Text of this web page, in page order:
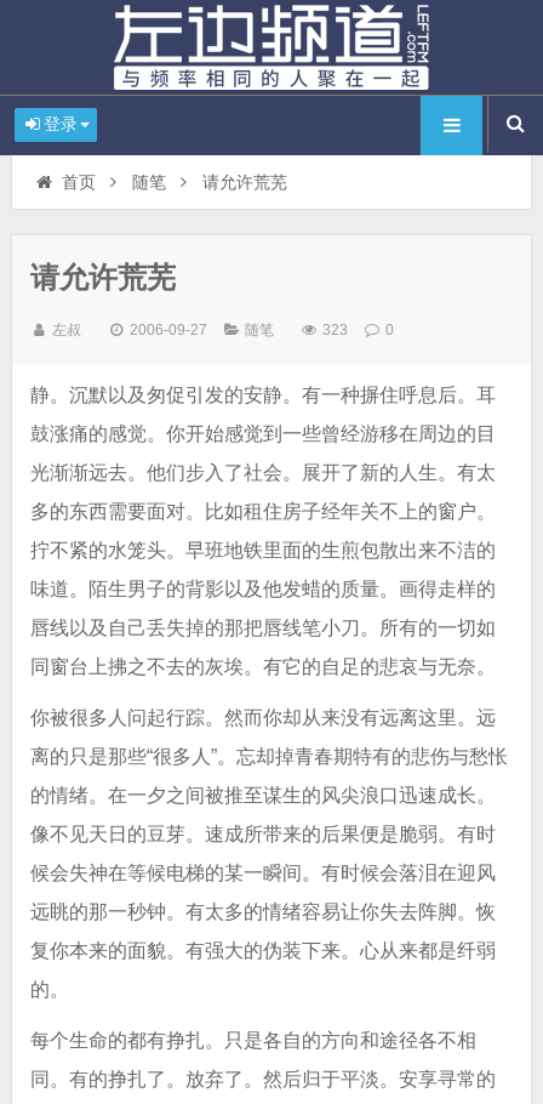
登录
首页 随笔 请允许荒芜
请允许荒芜
左叔 2006-09-27 随笔 323 0
静。沉默以及匆促引发的安静。有一种摒住呼息后。耳
鼓涨痛的感觉。你开始感觉到一些曾经游移在周边的目
光渐渐远去。他们步入了社会。展开了新的人生。有太
多的东西需要面对。比如租住房子经年关不上的窗户。
拧不紧的水笼头。早班地铁里面的生煎包散出来不洁的
味道。陌生男子的背影以及他发蜡的质量。画得走样的
唇线以及自己丢失掉的那把唇线笔小刀。所有的一切如
同窗台上拂之不去的灰埃。有它的自足的悲哀与无奈。
你被很多人问起行踪。然而你却从来没有远离这里。远
离的只是那些“很多人”。忘却掉青春期特有的悲伤与愁怅
的情绪。在一夕之间被推至谋生的风尖浪口迅速成长。
像不见天日的豆芽。速成所带来的后果便是脆弱。有时
候会失神在等候电梯的某一瞬间。有时候会落泪在迎风
远眺的那一秒钟。有太多的情绪容易让你失去阵脚。恢
复你本来的面貌。有强大的伪装下来。心从来都是纤弱
的。
每个生命的都有挣扎。只是各自的方向和途径各不相
同。有的挣扎了。放弃了。然后归于平淡。安享寻常的